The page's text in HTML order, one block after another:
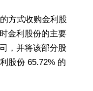
方式收购金利股
金利股份的主要
，并将该部分股
股份 65.72% 的